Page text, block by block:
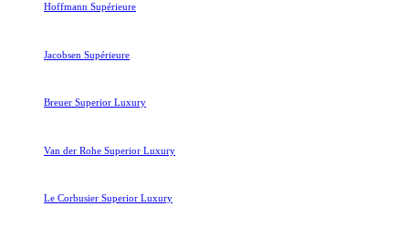
Hoffmann Supérieure
Jacobsen Supérieure
Breuer Superior Luxury
Van der Rohe Superior Luxury
Le Corbusier Superior Luxury